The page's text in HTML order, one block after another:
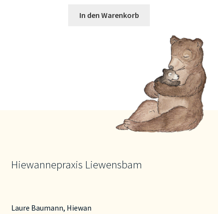
In den Warenkorb
Hiewannepraxis Liewensbam
Laure Baumann, Hiewan